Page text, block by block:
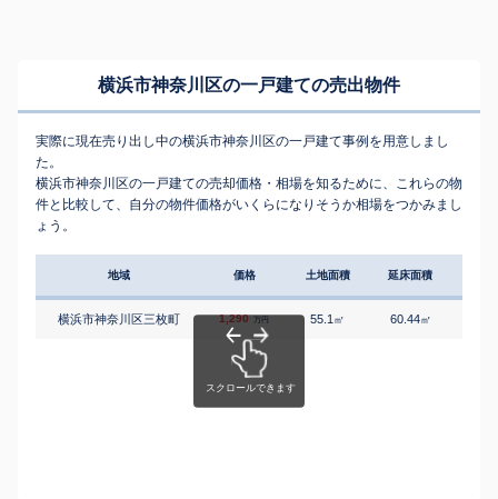
横浜市神奈川区の一戸建ての売出物件
実際に現在売り出し中の横浜市神奈川区の一戸建て事例を用意しまし
た。
横浜市神奈川区の一戸建ての売却価格・相場を知るために、これらの物
件と比較して、自分の物件価格がいくらになりそうか相場をつかみまし
ょう。
地域 価格 土地面積 延床面積
横浜市神奈川区三枚町 1,290 万円 55.1 ㎡ 60.44㎡